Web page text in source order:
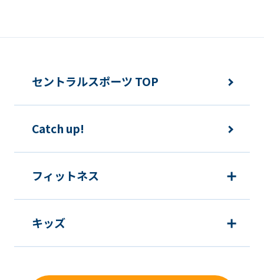
セントラルスポーツ TOP
Catch up!
フィットネス
キッズ